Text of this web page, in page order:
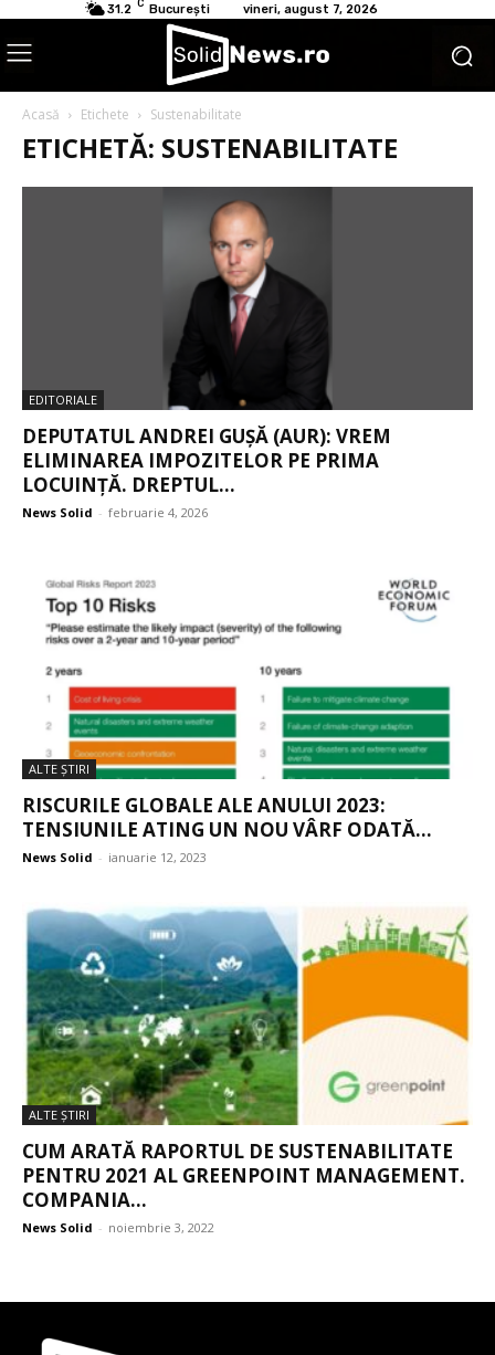
31.2 C București vineri, august 7, 2026
Acasă Etichete Sustenabilitate
ETICHETĂ: SUSTENABILITATE
EDITORIALE
DEPUTATUL ANDREI GUȘĂ (AUR): VREM
ELIMINAREA IMPOZITELOR PE PRIMA
LOCUINȚĂ. DREPTUL...
News Solid - februarie 4, 2026
ALTE ŞTIRI
RISCURILE GLOBALE ALE ANULUI 2023:
TENSIUNILE ATING UN NOU VÂRF ODATĂ...
News Solid - ianuarie 12, 2023
ALTE ŞTIRI
CUM ARATĂ RAPORTUL DE SUSTENABILITATE
PENTRU 2021 AL GREENPOINT MANAGEMENT.
COMPANIA...
News Solid - noiembrie 3, 2022